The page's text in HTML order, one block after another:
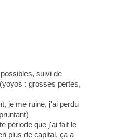
suivi de
: grosses pertes,
je me ruine, j'ai perdu
période que j'ai fait le
plus de capital, ça a